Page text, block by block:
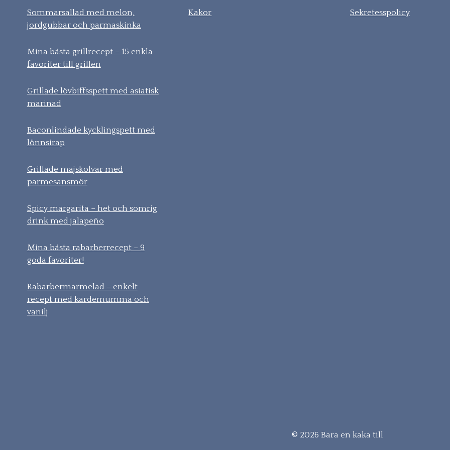
Sommarsallad med melon,
jordgubbar och parmaskinka
Mina bästa grillrecept – 15 enkla
favoriter till grillen
Grillade lövbiffsspett med asiatisk
marinad
Baconlindade kycklingspett med
lönnsirap
Grillade majskolvar med
parmesansmör
Spicy margarita – het och somrig
drink med jalapeño
Mina bästa rabarberrecept – 9
goda favoriter!
Rabarbermarmelad – enkelt
recept med kardemumma och
vanilj
Kakor Sekretesspolicy
© 2026 Bara en kaka till